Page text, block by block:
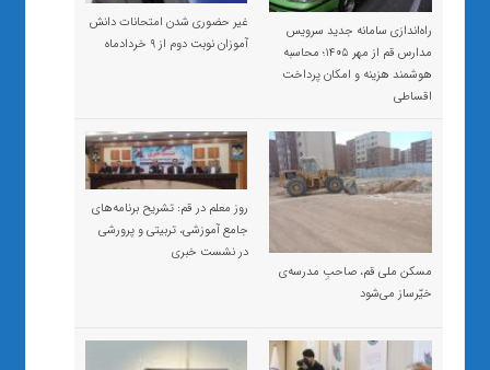
راه‌اندازی سامانه جدید سرویس
مدارس قم از مهر ۱۴۰۵؛ محاسبه
هوشمند هزینه و امکان پرداخت
اقساطی
غیر حضوری شدن امتحانات دانش
آموزان نوبت دوم از ۹ خردادماه
مسکن ملی قم، صاحبِ مدرسه‌ی
خیّرساز می‌شود
روز معلم در قم: تشریح برنامه‌های
جامع آموزشی، تربیتی و پرورشی
در نشست خبری